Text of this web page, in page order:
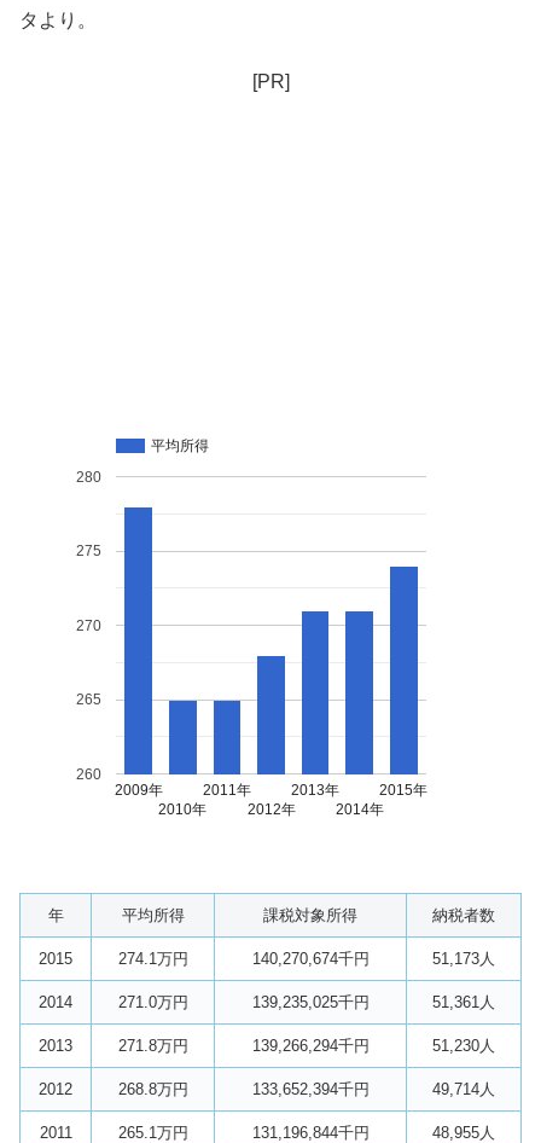
タより。
[PR]
平均所得
2009年
2010年
2011年
2012年
2013年
2014年
2015年
260
265
270
275
280
年 平均所得 課税対象所得 納税者数
2015 274.1万円 140,270,674千円 51,173人
2014 271.0万円 139,235,025千円 51,361人
2013 271.8万円 139,266,294千円 51,230人
2012 268.8万円 133,652,394千円 49,714人
2011 265.1万円 131,196,844千円 48,955人